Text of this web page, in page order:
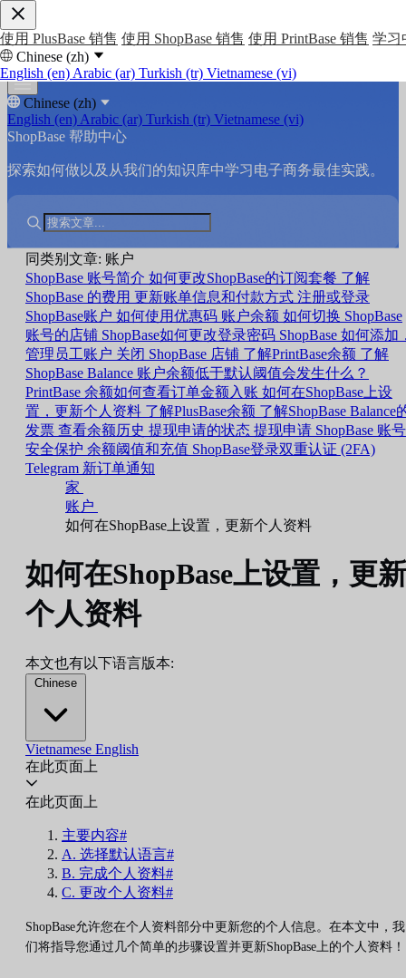
使用 PlusBase 销售 使用 ShopBase 销售 使用 PrintBase 销售 学习
Chinese (zh)
English (en) Arabic (ar) Turkish (tr) Vietnamese (vi)
Chinese (zh)
English (en) Arabic (ar) Turkish (tr) Vietnamese (vi)
ShopBase 帮助中心
探索如何做以及从我们的知识库中学习电子商务最佳实践。
同类别文章: 账户
ShopBase 账号简介 如何更改ShopBase的订阅套餐 了解
ShopBase 的费用 更新账单信息和付款方式 注册或登录
ShopBase账户 如何使用优惠码 账户余额 如何切换 ShopBase
账号的店铺 ShopBase如何更改登录密码 ShopBase 如何添加
管理员工账户 关闭 ShopBase 店铺 了解PrintBase余额 了解
ShopBase Balance 账户余额低于默认阈值会发生什么？
PrintBase 余额如何查看订单金额入账 如何在ShopBase上设
置，更新个人资料 了解PlusBase余额 了解ShopBase Balance
发票 查看余额历史 提现申请的状态 提现申请 ShopBase 账号
安全保护 余额阈值和充值 ShopBase登录双重认证 (2FA)
Telegram 新订单通知
家
账户
如何在ShopBase上设置，更新个人资料
如何在ShopBase上设置，更新
个人资料
本文也有以下语言版本:
Chinese
Vietnamese English
在此页面上
在此页面上
主要内容#
A. 选择默认语言#
B. 完成个人资料#
C. 更改个人资料#
ShopBase允许您在个人资料部分中更新您的个人信息。在本文中，我
们将指导您通过几个简单的步骤设置并更新ShopBase上的个人资料！